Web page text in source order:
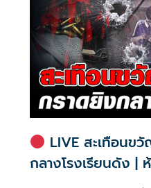
LIVE สะเทือนข
กลางโรงเรียนดัง |